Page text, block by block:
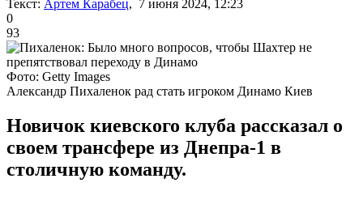
Текст: Артем Карабец, 7 июня 2024, 12:23
0
93
Фото: Getty Images
Александр Пихаленок рад стать игроком Динамо Киев
Новичок киевского клуба рассказал о
своем трансфере из Днепра-1 в
столичную команду.